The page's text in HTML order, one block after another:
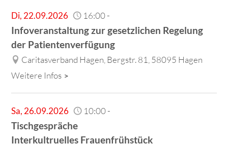
Di, 22.09.2026 16:00-
Infoveranstaltung zur gesetzlichen Regelung
der Patientenverfügung
Caritasverband Hagen, Bergstr. 81, 58095 Hagen
Weitere Infos
Sa, 26.09.2026 10:00-
Tischgespräche
Interkultruelles Frauenfrühstück